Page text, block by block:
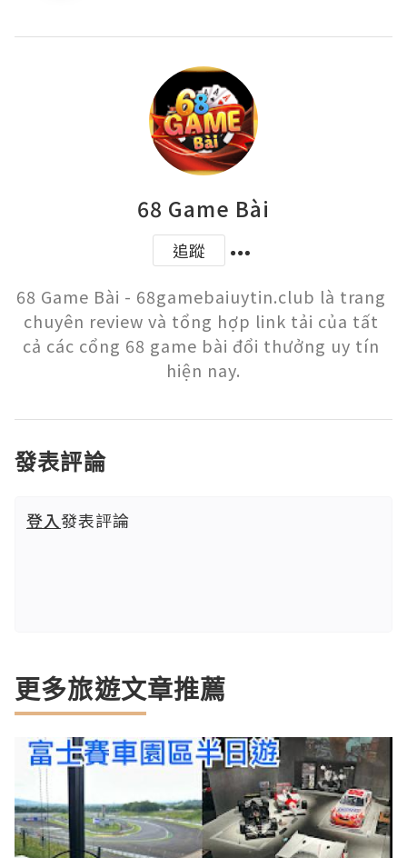
68 Game Bài
追蹤
68 Game Bài - 68gamebaiuytin.club là trang
chuyên review và tổng hợp link tải của tất
cả các cổng 68 game bài đổi thưởng uy tín
hiện nay.
發表評論
登入發表評論
更多旅遊文章推薦